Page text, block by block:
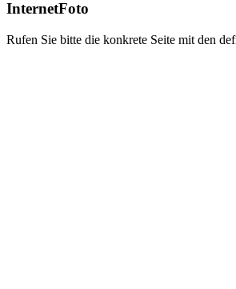
InternetFoto
Rufen Sie bitte die konkrete Seite mit den